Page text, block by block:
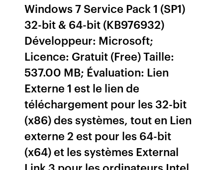
Windows 7 Service Pack 1 (SP1)
32-bit & 64-bit (KB976932)
Développeur: Microsoft;
Licence: Gratuit (Free) Taille:
537.00 MB; Évaluation: Lien
Externe 1 est le lien de
téléchargement pour les 32-bit
(x86) des systèmes, tout en Lien
externe 2 est pour les 64-bit
(x64) et les systèmes External